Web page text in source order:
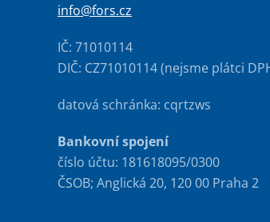
info@fors.cz
IČ: 71010114
DIČ: CZ71010114 (nejsme plátci
datová schránka: cqrtzws
Bankovní spojení
číslo účtu: 181618095/0300
ČSOB; Anglická 20, 120 00 Praha 2